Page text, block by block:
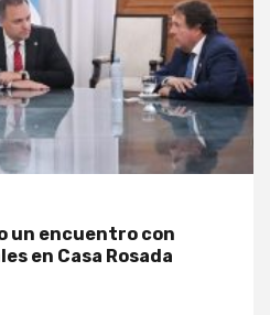
un encuentro con
en Casa Rosada